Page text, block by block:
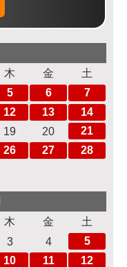
木 金
土
5 6
7
12 13
14
19 20
21
26 27
28
木 金
土
3 4
5
10 11
12